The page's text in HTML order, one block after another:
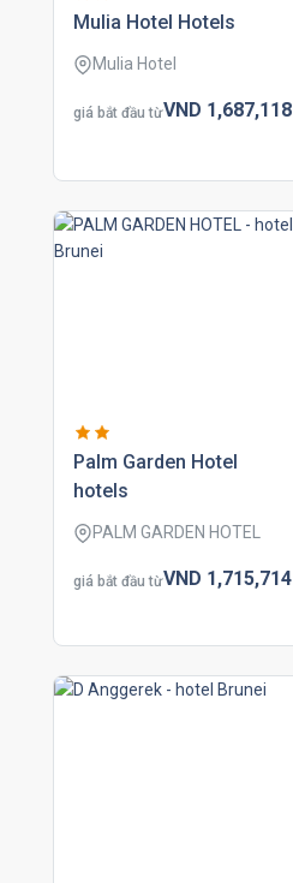
mulia hotel hotels
Mulia Hotel
giá bắt đầu từVND 1,687,118
palm garden hotel
hotels
PALM GARDEN HOTEL
giá bắt đầu từVND 1,715,714